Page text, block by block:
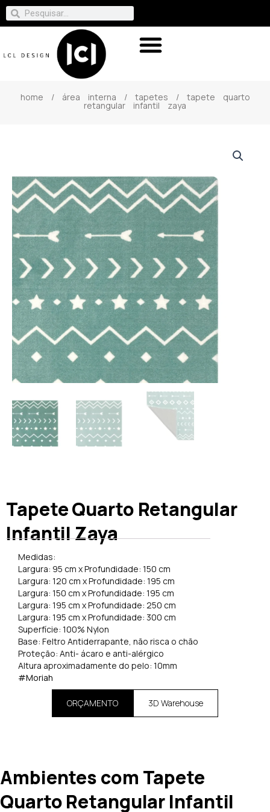
home / área interna / tapetes / tapete quarto
retangular infantil zaya
Tapete Quarto Retangular
Infantil Zaya
Medidas:
Largura: 95 cm x Profundidade: 150 cm
Largura: 120 cm x Profundidade: 195 cm
Largura: 150 cm x Profundidade: 195 cm
Largura: 195 cm x Profundidade: 250 cm
Largura: 195 cm x Profundidade: 300 cm
Superfície: 100% Nylon
Base: Feltro Antiderrapante, não risca o chão
Proteção: Anti- ácaro e anti-alérgico
Altura aproximadamente do pelo: 10mm
#Moriah
ORÇAMENTO 3D Warehouse
Ambientes com Tapete
Quarto Retangular Infantil